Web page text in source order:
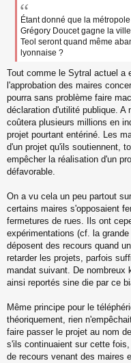
n
o
l
u
Étant donné que la
Grégory Doucet gagne la
Teol seront quand même
lyonnaise ?
Tout comme le Sytral actuel a
l'approbation des maires
pourra sans problème faire
déclaration d'utilité publique. A
coûtera plusieurs millions en
projet pourtant entériné. Les
d'un projet qu'ils soutiennent,
empêcher la réalisation d'un
défavorable.
On a vu cela un peu partout
certains maires s'opposaient
fermetures de rues. Ils ont
expérimentations (cf. la
déposent des recours quand
retarder les projets, parfois
mandat suivant. De nombreux
ainsi reportés sine die par ce
Même principe pour le
théoriquement, rien
faire passer le projet au nom
s'ils continuaient sur cette
de recours venant des maires